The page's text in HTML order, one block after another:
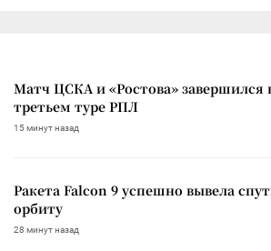
Матч ЦСКА и «Ростова» завершился
третьем туре РПЛ
15 минут назад
Ракета Falcon 9 успешно вывела
орбиту
28 минут назад